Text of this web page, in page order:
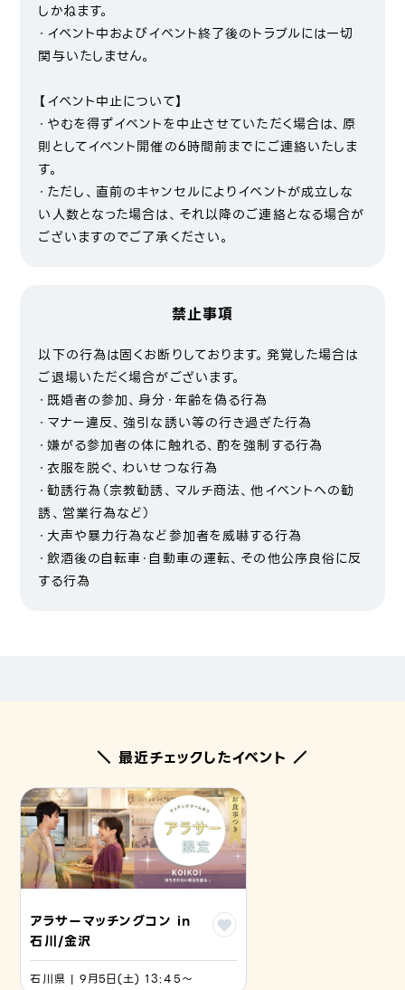
しかねます。
・イベント中およびイベント終了後のトラブルには一切
関与いたしません。
【イベント中止について】
・やむを得ずイベントを中止させていただく場合は、原
則としてイベント開催の6時間前までにご連絡いたしま
す。
・ただし、直前のキャンセルによりイベントが成立しな
い人数となった場合は、それ以降のご連絡となる場合が
ございますのでご了承ください。
禁止事項
以下の行為は固くお断りしております。発覚した場合は
ご退場いただく場合がございます。
・既婚者の参加、身分・年齢を偽る行為
・マナー違反、強引な誘い等の行き過ぎた行為
・嫌がる参加者の体に触れる、酌を強制する行為
・衣服を脱ぐ、わいせつな行為
・勧誘行為（宗教勧誘、マルチ商法、他イベントへの勧
誘、営業行為など）
・大声や暴力行為など参加者を威嚇する行為
・飲酒後の自転車・自動車の運転、その他公序良俗に反
する行為
＼ 最近チェックしたイベント ／
アラサーマッチングコン in
石川/金沢
石川県 | 9月5日(土) 13:45〜